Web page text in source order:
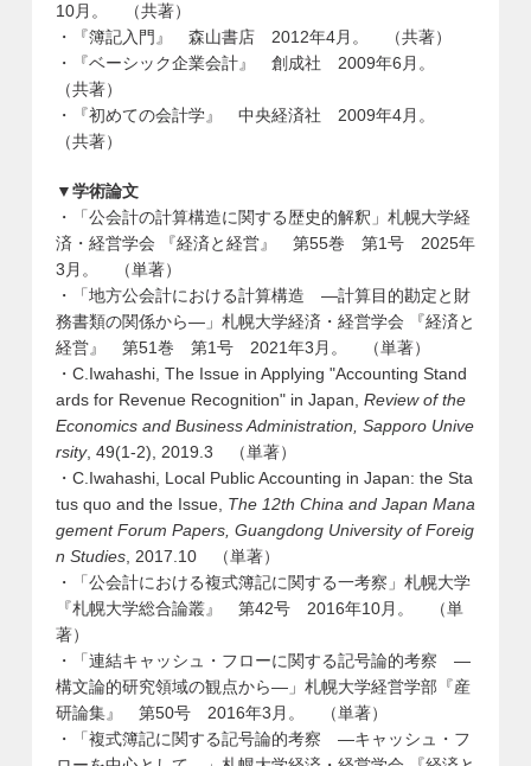
10月。 （共著）
・『簿記入門』 森山書店 2012年4月。 （共著）
・『ベーシック企業会計』 創成社 2009年6月。
（共著）
・『初めての会計学』 中央経済社 2009年4月。
（共著）
▼学術論文
・「公会計の計算構造に関する歴史的解釈」札幌大学経
済・経営学会 『経済と経営』 第55巻 第1号 2025年
3月。 （単著）
・「地方公会計における計算構造 ―計算目的勘定と財
務書類の関係から―」札幌大学経済・経営学会 『経済と
経営』 第51巻 第1号 2021年3月。 （単著）
・C.Iwahashi, The Issue in Applying "Accounting Stand
ards for Revenue Recognition" in Japan, Review of the
Economics and Business Administration, Sapporo Unive
rsity, 49(1-2), 2019.3 （単著）
・C.Iwahashi, Local Public Accounting in Japan: the Sta
tus quo and the Issue, The 12th China and Japan Mana
gement Forum Papers, Guangdong University of Foreig
n Studies, 2017.10 （単著）
・「公会計における複式簿記に関する一考察」札幌大学
『札幌大学総合論叢』 第42号 2016年10月。 （単
著）
・「連結キャッシュ・フローに関する記号論的考察 ―
構文論的研究領域の観点から―」札幌大学経営学部『産
研論集』 第50号 2016年3月。 （単著）
・「複式簿記に関する記号論的考察 ―キャッシュ・フ